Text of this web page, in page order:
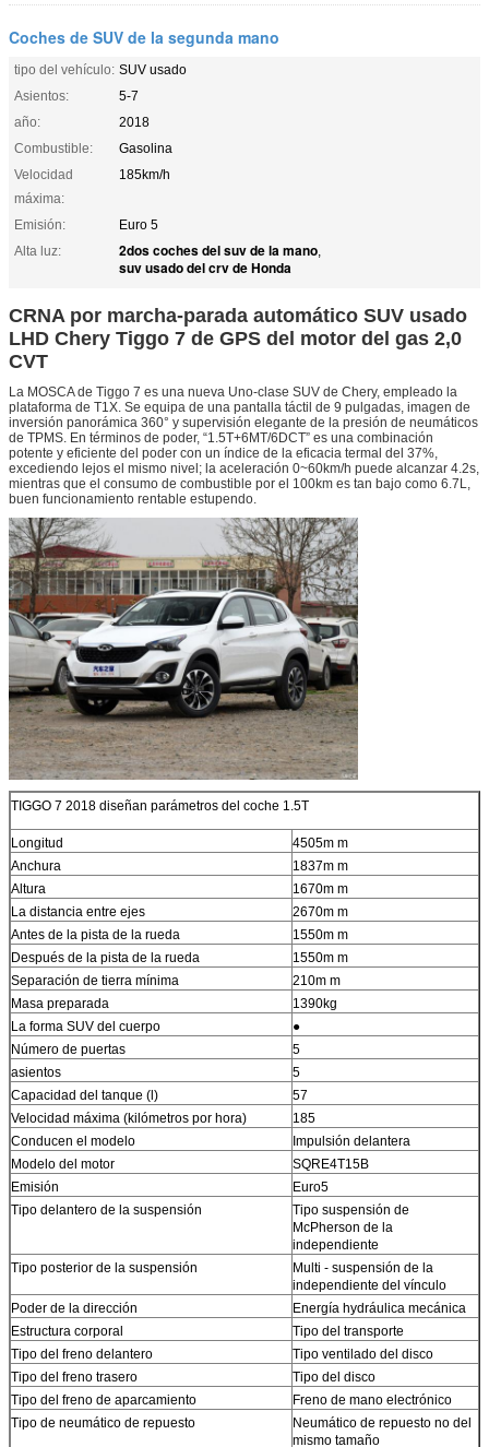
Coches de SUV de la segunda mano
tipo del vehículo: SUV usado
Asientos:
5-7
año:
2018
Combustible:
Gasolina
Velocidad
máxima:
185km/h
Emisión:
Euro 5
Alta luz:
2dos coches del suv de la mano,
suv usado del crv de Honda
CRNA por marcha-parada automático SUV usado
LHD Chery Tiggo 7 de GPS del motor del gas 2,0
CVT
La MOSCA de Tiggo 7 es una nueva Uno-clase SUV de Chery, empleado la
plataforma de T1X. Se equipa de una pantalla táctil de 9 pulgadas, imagen de
inversión panorámica 360° y supervisión elegante de la presión de neumáticos
de TPMS. En términos de poder, “1.5T+6MT/6DCT” es una combinación
potente y eficiente del poder con un índice de la eficacia termal del 37%,
excediendo lejos el mismo nivel; la aceleración 0~60km/h puede alcanzar 4.2s,
mientras que el consumo de combustible por el 100km es tan bajo como 6.7L,
buen funcionamiento rentable estupendo.
TIGGO 7 2018 diseñan parámetros del coche 1.5T
Longitud
4505m m
Anchura
1837m m
Altura
1670m m
La distancia entre ejes
2670m m
Antes de la pista de la rueda
1550m m
Después de la pista de la rueda
1550m m
Separación de tierra mínima
210m m
Masa preparada
1390kg
La forma SUV del cuerpo
●
Número de puertas
5
asientos
5
Capacidad del tanque (l)
57
Velocidad máxima (kilómetros por hora)
185
Conducen el modelo
Impulsión delantera
Modelo del motor
SQRE4T15B
Emisión
Euro5
Tipo delantero de la suspensión
Tipo suspensión de
McPherson de la
independiente
Tipo posterior de la suspensión
Multi - suspensión de la
independiente del vínculo
Poder de la dirección
Energía hydráulica mecánica
Estructura corporal
Tipo del transporte
Tipo del freno delantero
Tipo ventilado del disco
Tipo del freno trasero
Tipo del disco
Tipo del freno de aparcamiento
Freno de mano electrónico
Tipo de neumático de repuesto
Neumático de repuesto no del
mismo tamaño